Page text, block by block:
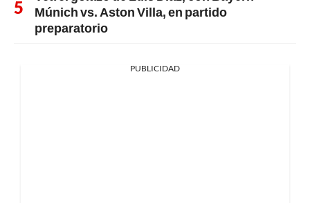
Múnich vs. Aston Villa, en partido
preparatorio
PUBLICIDAD